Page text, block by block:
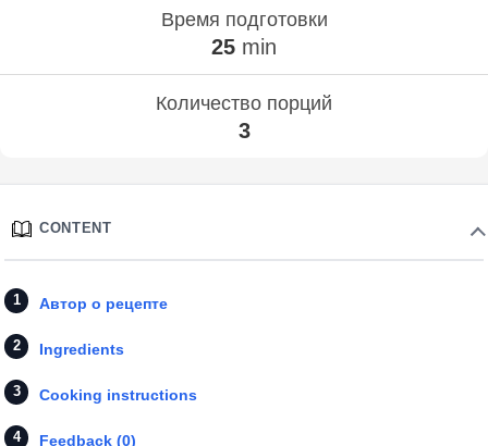
Время подготовки
25 min
Количество порций
3
CONTENT
Автор о рецепте
Ingredients
Cooking instructions
Feedback (0)